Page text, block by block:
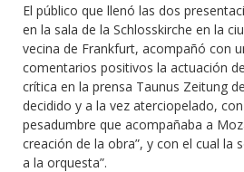
El público que llenó las dos
en la sala de la Schlosskirche en la
vecina de Frankfurt, acompañó con
comentarios positivos la actuación
crítica en la prensa Taunus Zeitung
decidido y a la vez aterciopelado,
pesadumbre que acompañaba a
creación de la obra”, y con el cual la
a la orquesta”.